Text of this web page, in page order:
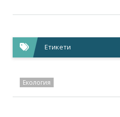
Етикети
Екология